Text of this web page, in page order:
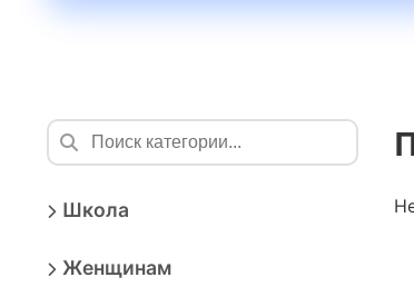
Школа
Женщинам